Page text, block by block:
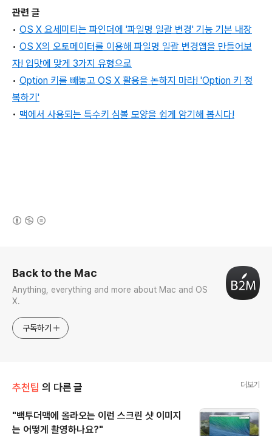
관련 글
• OS X 요세미티는 파인더에 '파일명 일괄 변경' 기능 기본 내장
• OS X의 오토메이터를 이용해 파일명 일괄 변경앱을 만들어보
자! 입맛에 맞게 3가지 유형으로
• Option 키를 빼놓고 OS X 활용을 논하지 마라! 'Option 키 정
복하기'
• 맥에서 사용되는 특수키 심볼 모양을 쉽게 암기해 봅시다!
Back to the Mac
Anything, everything and more about Mac and OS
X.
구독하기
추천팁 의 다른 글 더보기
"백투더맥에 올라오는 이런 스크린 샷 이미지
는 어떻게 촬영하나요?"